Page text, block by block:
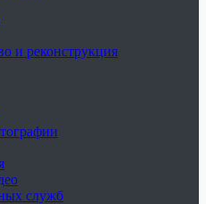
и реконструкция
служб